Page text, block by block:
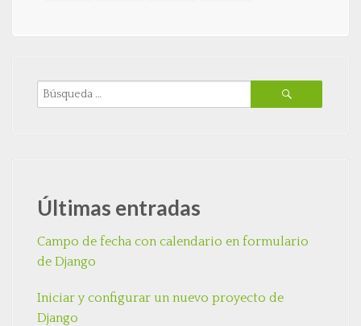
Últimas entradas
Campo de fecha con calendario en formulario
de Django
Iniciar y configurar un nuevo proyecto de
Django